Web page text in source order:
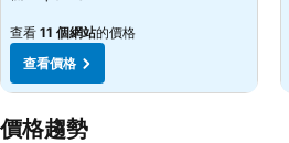
查看 11 個網站的價格
查看價格
價格趨勢